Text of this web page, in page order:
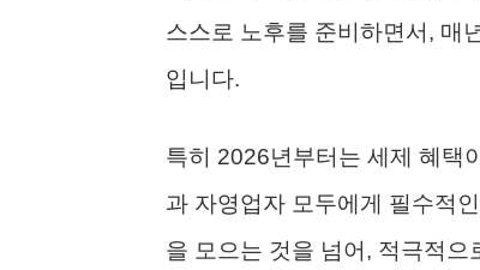
스스로 노후를 준비하면서, 매
입니다.
특히 2026년부터는 세제 혜택
과 자영업자 모두에게 필수적
을 모으는 것을 넘어, 적극적